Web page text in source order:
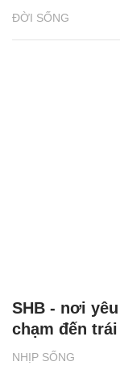
ĐỜI SỐNG
NHỊP SỐNG
SHB - nơi
chạm đến